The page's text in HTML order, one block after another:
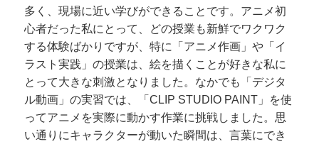
多く、現場に近い学びができることです。アニメ初
心者だった私にとって、どの授業も新鮮でワクワク
する体験ばかりですが、特に「アニメ作画」や「イ
ラスト実践」の授業は、絵を描くことが好きな私に
とって大きな刺激となりました。なかでも「デジタ
ル動画」の実習では、「CLIP STUDIO PAINT」を使
ってアニメを実際に動かす作業に挑戦しました。思
い通りにキャラクターが動いた瞬間は、言葉にでき